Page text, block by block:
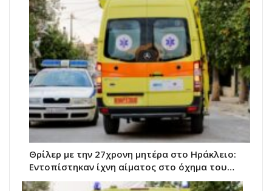
Θρίλερ με την 27χρονη μητέρα στο Ηράκλειο:
Εντοπίστηκαν ίχνη αίματος στο όχημα του…